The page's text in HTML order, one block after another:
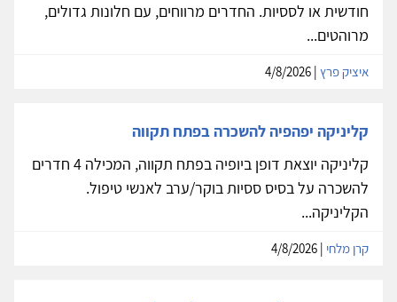
חודשית או לססיות. החדרים מרווחים, עם חלונות גדולים,
מרוהטים...
איציק פרץ
קליניקה יפהפיה להשכרה בפתח תקווה
קליניקה יוצאת דופן ביופיה בפתח תקווה, המכילה 4 חדרים
להשכרה על בסיס ססיות בוקר/ערב לאנשי טיפול.
הקליניקה...
קרן מלחי